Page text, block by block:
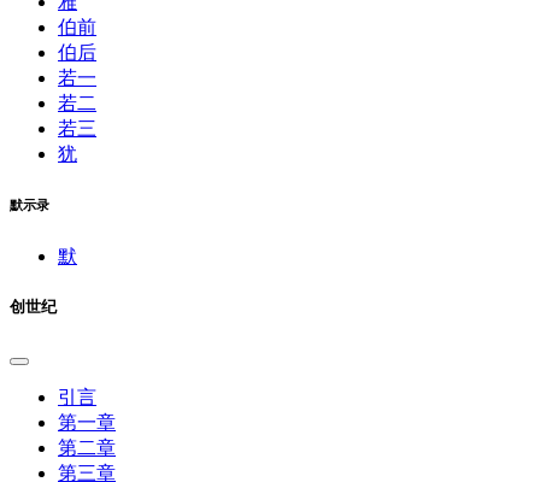
伯前
伯后
若一
若二
若三
犹
默示录
默
创世纪
引言
第一章
第二章
第三章